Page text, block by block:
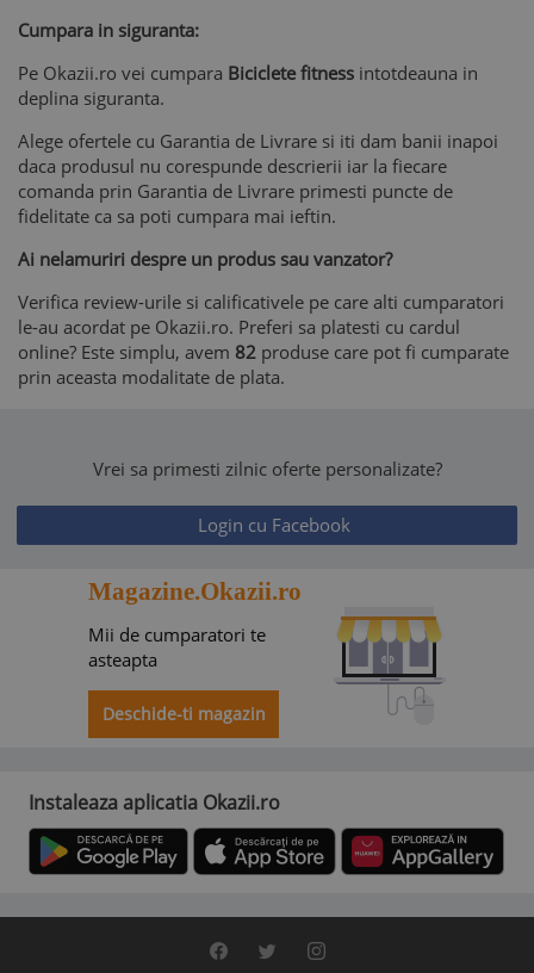
Cumpara in siguranta:
Pe Okazii.ro vei cumpara Biciclete fitness intotdeauna in
deplina siguranta.
Alege ofertele cu Garantia de Livrare si iti dam banii inapoi
daca produsul nu corespunde descrierii iar la fiecare
comanda prin Garantia de Livrare primesti puncte de
fidelitate ca sa poti cumpara mai ieftin.
Ai nelamuriri despre un produs sau vanzator?
Verifica review-urile si calificativele pe care alti cumparatori
le-au acordat pe Okazii.ro. Preferi sa platesti cu cardul
online? Este simplu, avem 82 produse care pot fi cumparate
prin aceasta modalitate de plata.
Vrei sa primesti zilnic oferte personalizate?
Login cu Facebook
Magazine.Okazii.ro
Mii de cumparatori te
asteapta
Deschide-ti magazin
Instaleaza aplicatia Okazii.ro